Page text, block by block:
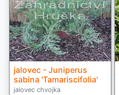
jalovec - Juniperus
sabina 'Tamariscifolia'
jalovec chvojka